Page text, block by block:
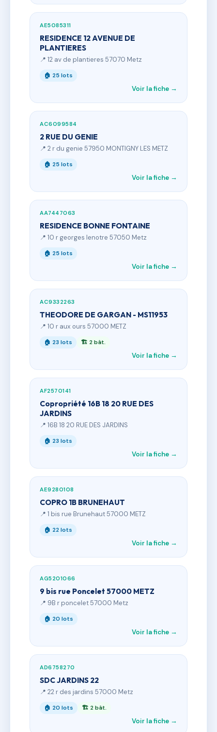
AE5085311
RESIDENCE 12 AVENUE DE
PLANTIERES
📍 12 av de plantieres 57070 Metz
🏠 25 lots
Voir la fiche →
AC6099584
2 RUE DU GENIE
📍 2 r du genie 57950 MONTIGNY LES METZ
🏠 25 lots
Voir la fiche →
AA7447063
RESIDENCE BONNE FONTAINE
📍 10 r georges lenotre 57050 Metz
🏠 25 lots
Voir la fiche →
AC9332263
THEODORE DE GARGAN - MS11953
📍 10 r aux ours 57000 METZ
🏠 23 lots 🏗 2 bât.
Voir la fiche →
AF2570141
Copropriété 16B 18 20 RUE DES
JARDINS
📍 16B 18 20 RUE DES JARDINS
🏠 23 lots
Voir la fiche →
AE9280108
COPRO 1B BRUNEHAUT
📍 1 bis rue Brunehaut 57000 METZ
🏠 22 lots
Voir la fiche →
AG5201066
9 bis rue Poncelet 57000 METZ
📍 9B r poncelet 57000 Metz
🏠 20 lots
Voir la fiche →
AD6758270
SDC JARDINS 22
📍 22 r des jardins 57000 Metz
🏠 20 lots 🏗 2 bât.
Voir la fiche →